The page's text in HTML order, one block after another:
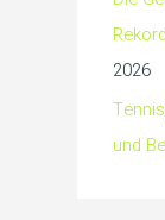
2026
und